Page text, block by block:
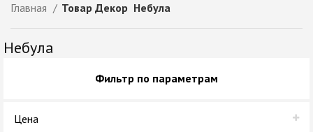
Главная Товар Декор Небула
Небула
Фильтр по параметрам
Цена